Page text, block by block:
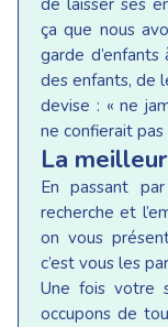
de laisser ses
ça que nous
garde
des enfants, de
devise : « ne
ne confierait
La
En passant
recherche et
on vous
c’est vous les
Une fois votre
occupons de